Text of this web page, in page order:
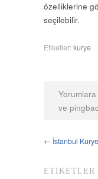
özelliklerine
seçilebilir.
Etiketler:kurye
ve
← İstanbul Kurye
ETIKETLER